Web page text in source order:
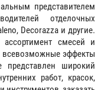
представителем
отделочных
Decorazza и другие.
смесей и
всевозможные эффекты
представлен широкий
работ, красок,